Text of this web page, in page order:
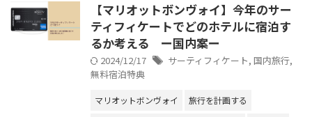
【マリオットボンヴォイ】今年のサー
ティフィケートでどのホテルに宿泊す
るか考える ー国内案ー
2024/12/17 サーティフィケート, 国内旅行,
無料宿泊特典
マリオットボンヴォイ
旅行を計画する